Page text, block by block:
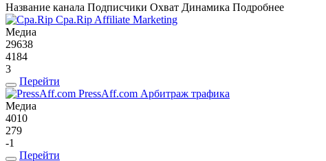
Название канала Подписчики Охват Динамика Подробнее
Cpa.Rip Affiliate Marketing
Медиа
29638
4184
3
Перейти
PressAff.com Арбитраж трафика
Медиа
4010
279
-1
Перейти